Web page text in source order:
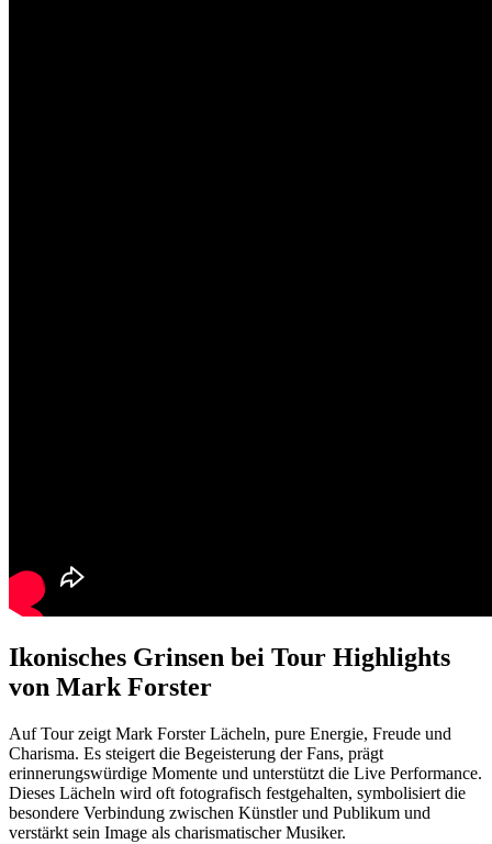
Ikonisches Grinsen bei Tour Highlights
von Mark Forster
Auf Tour zeigt Mark Forster Lächeln, pure Energie, Freude und
Charisma. Es steigert die Begeisterung der Fans, prägt
erinnerungswürdige Momente und unterstützt die Live Performance.
Dieses Lächeln wird oft fotografisch festgehalten, symbolisiert die
besondere Verbindung zwischen Künstler und Publikum und
verstärkt sein Image als charismatischer Musiker.